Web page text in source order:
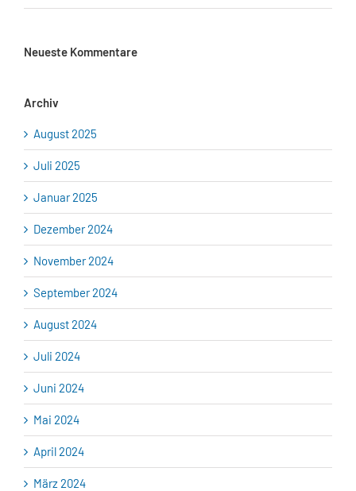
Neueste Kommentare
Archiv
August 2025
Juli 2025
Januar 2025
Dezember 2024
November 2024
September 2024
August 2024
Juli 2024
Juni 2024
Mai 2024
April 2024
März 2024